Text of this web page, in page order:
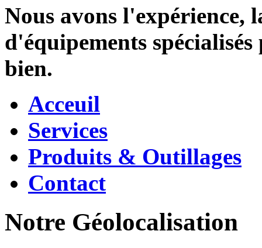
Nous avons l'expérience,
d'équipements
bien.
Acceuil
Services
Produits & Outillages
Contact
Notre Géolocalisation